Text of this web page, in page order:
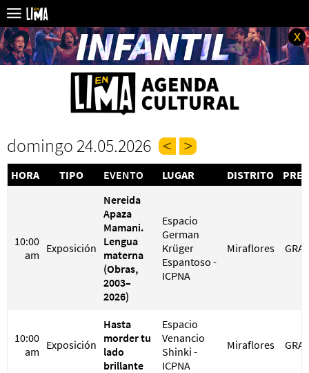
x
domingo 24.05.2026
HORA TIPO EVENTO LUGAR DISTRITO
10:00
am Exposición
Nereida
Apaza
Mamani.
Lengua
materna
(Obras,
2003–
2026)
Espacio
German
Krüger
Espantoso -
ICPNA
Miraflores
10:00
am Exposición
Hasta
morder tu
lado
brillante
Espacio
Venancio
Shinki -
ICPNA
Miraflores